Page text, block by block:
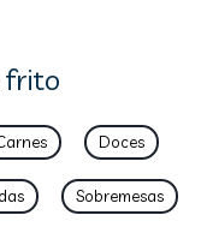
frito
Doces
Sobremesas